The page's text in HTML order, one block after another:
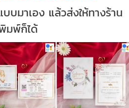
บมาเอง แล้วส่งให้ทางร้าน
มพ์ก็ได้